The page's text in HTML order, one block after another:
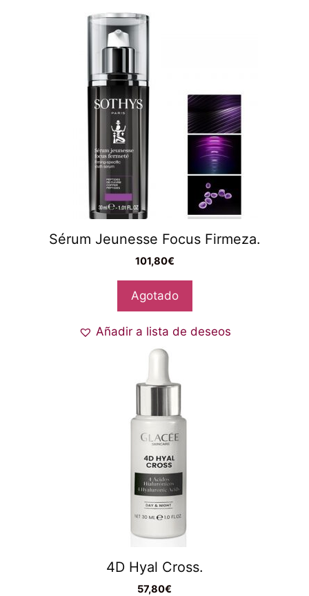
Sérum Jeunesse Focus Firmeza.
101,80€
Agotado
Añadir a lista de deseos
4D Hyal Cross.
57,80€